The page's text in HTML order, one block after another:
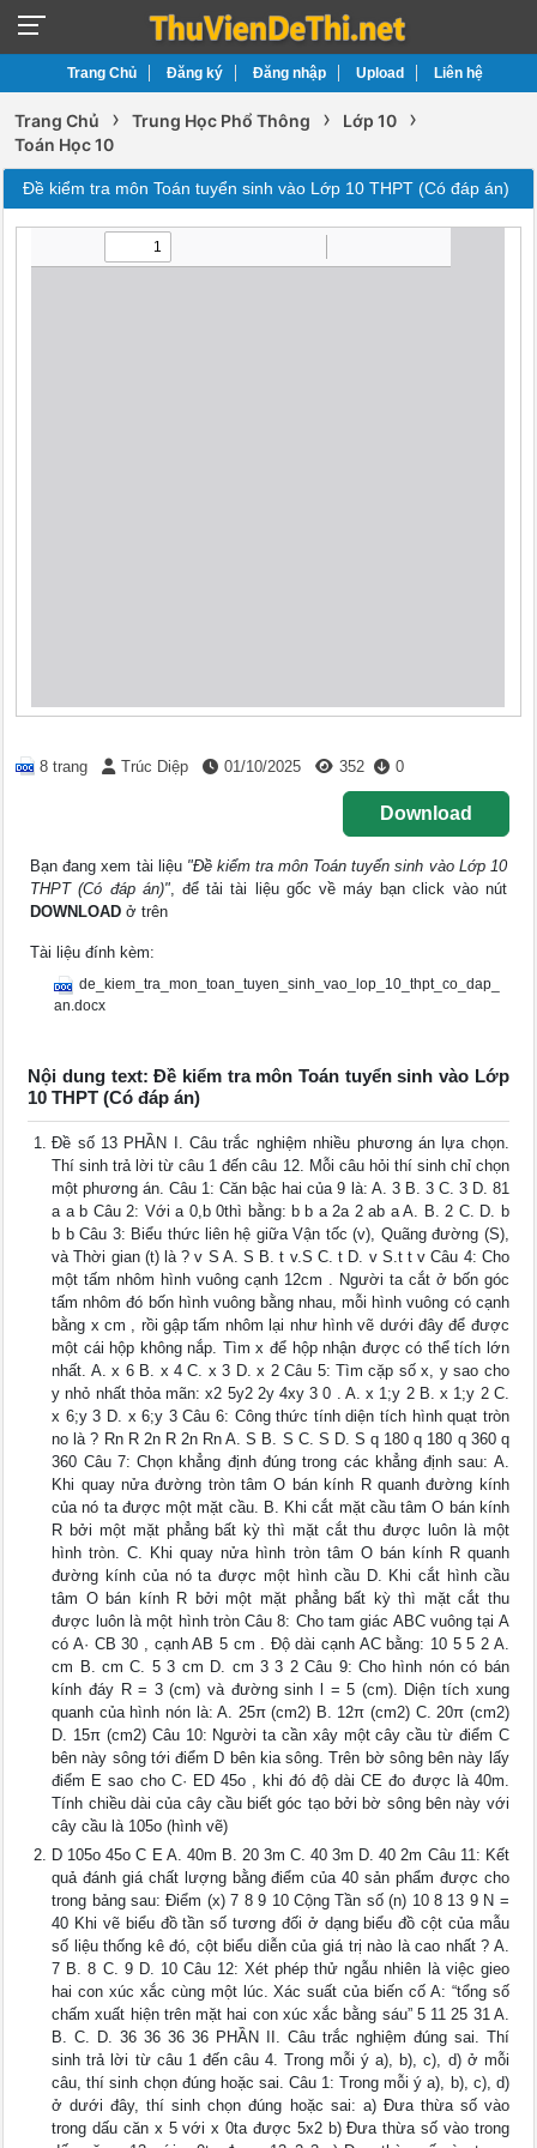
Trang Chủ Đăng ký Đăng nhập Upload Liên hệ
Trang Chủ › Trung Học Phổ Thông › Lớp 10 ›
Toán Học 10
Đề kiểm tra môn Toán tuyển sinh vào Lớp 10 THPT (Có đáp án)
8 trang Trúc Diệp 01/10/2025 352 0
Download
Bạn đang xem tài liệu "Đề kiểm tra môn Toán tuyển sinh vào Lớp 10
THPT (Có đáp án)", để tải tài liệu gốc về máy bạn click vào nút
DOWNLOAD ở trên
Tài liệu đính kèm:
de_kiem_tra_mon_toan_tuyen_sinh_vao_lop_10_thpt_co_dap_
an.docx
Nội dung text: Đề kiểm tra môn Toán tuyển sinh vào Lớp
10 THPT (Có đáp án)
Đề số 13 PHẦN I. Câu trắc nghiệm nhiều phương án lựa chọn.
Thí sinh trả lời từ câu 1 đến câu 12. Mỗi câu hỏi thí sinh chỉ chọn
một phương án. Câu 1: Căn bậc hai của 9 là: A. 3 B. 3 C. 3 D. 81
a a b Câu 2: Với a 0,b 0thì bằng: b b a 2a 2 ab a A. B. 2 C. D. b
b b Câu 3: Biểu thức liên hệ giữa Vận tốc (v), Quãng đường (S),
và Thời gian (t) là ? v S A. S B. t v.S C. t D. v S.t t v Câu 4: Cho
một tấm nhôm hình vuông cạnh 12cm . Người ta cắt ở bốn góc
tấm nhôm đó bốn hình vuông bằng nhau, mỗi hình vuông có cạnh
bằng x cm , rồi gập tấm nhôm lại như hình vẽ dưới đây để được
một cái hộp không nắp. Tìm x để hộp nhận được có thể tích lớn
nhất. A. x 6 B. x 4 C. x 3 D. x 2 Câu 5: Tìm cặp số x, y sao cho
y nhỏ nhất thỏa mãn: x2 5y2 2y 4xy 3 0 . A. x 1;y 2 B. x 1;y 2 C.
x 6;y 3 D. x 6;y 3 Câu 6: Công thức tính diện tích hình quạt tròn
no là ? Rn R 2n R 2n Rn A. S B. S C. S D. S q 180 q 180 q 360 q
360 Câu 7: Chọn khẳng định đúng trong các khẳng định sau: A.
Khi quay nửa đường tròn tâm O bán kính R quanh đường kính
của nó ta được một mặt cầu. B. Khi cắt mặt cầu tâm O bán kính
R bởi một mặt phẳng bất kỳ thì mặt cắt thu được luôn là một
hình tròn. C. Khi quay nửa hình tròn tâm O bán kính R quanh
đường kính của nó ta được một hình cầu D. Khi cắt hình cầu
tâm O bán kính R bởi một mặt phẳng bất kỳ thì mặt cắt thu
được luôn là một hình tròn Câu 8: Cho tam giác ABC vuông tại A
có A· CB 30 , cạnh AB 5 cm . Độ dài cạnh AC bằng: 10 5 5 2 A.
cm B. cm C. 5 3 cm D. cm 3 3 2 Câu 9: Cho hình nón có bán
kính đáy R = 3 (cm) và đường sinh l = 5 (cm). Diện tích xung
quanh của hình nón là: A. 25π (cm2) B. 12π (cm2) C. 20π (cm2)
D. 15π (cm2) Câu 10: Người ta cần xây một cây cầu từ điểm C
bên này sông tới điểm D bên kia sông. Trên bờ sông bên này lấy
điểm E sao cho C· ED 45o , khi đó độ dài CE đo được là 40m.
Tính chiều dài của cây cầu biết góc tạo bởi bờ sông bên này với
cây cầu là 105o (hình vẽ)
D 105o 45o C E A. 40m B. 20 3m C. 40 3m D. 40 2m Câu 11: Kết
quả đánh giá chất lượng bằng điểm của 40 sản phẩm được cho
trong bảng sau: Điểm (x) 7 8 9 10 Cộng Tần số (n) 10 8 13 9 N =
40 Khi vẽ biểu đồ tần số tương đối ở dạng biểu đồ cột của mẫu
số liệu thống kê đó, cột biểu diễn của giá trị nào là cao nhất ? A.
7 B. 8 C. 9 D. 10 Câu 12: Xét phép thử ngẫu nhiên là việc gieo
hai con xúc xắc cùng một lúc. Xác suất của biến cố A: “tổng số
chấm xuất hiện trên mặt hai con xúc xắc bằng sáu” 5 11 25 31 A.
B. C. D. 36 36 36 36 PHẦN II. Câu trắc nghiệm đúng sai. Thí
sinh trả lời từ câu 1 đến câu 4. Trong mỗi ý a), b), c), d) ở mỗi
câu, thí sinh chọn đúng hoặc sai. Câu 1: Trong mỗi ý a), b), c), d)
ở dưới đây, thí sinh chọn đúng hoặc sai: a) Đưa thừa số vào
trong dấu căn x 5 với x 0ta được 5x2 b) Đưa thừa số vào trong